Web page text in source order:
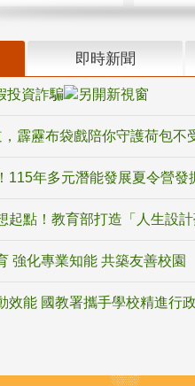
即時新聞
投資詐騙
霹靂布袋戲陪你守護荷包不
115年多元潛能發展夏令營發
起點！教育部打造「人生設
強化專業知能 共築友善校園
效能 國教署攜手學校精進行